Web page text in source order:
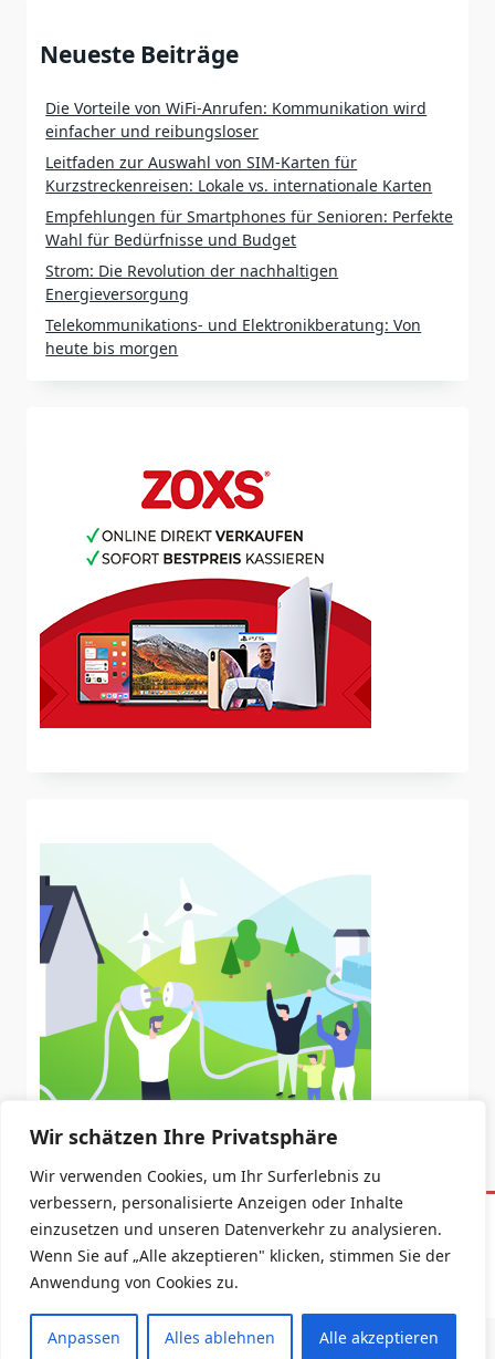
Wir schätzen Ihre Privatsphäre
Wir verwenden Cookies, um Ihr Surferlebnis zu
verbessern, personalisierte Anzeigen oder Inhalte
einzusetzen und unseren Datenverkehr zu analysieren.
Wenn Sie auf „Alle akzeptieren" klicken, stimmen Sie der
Anwendung von Cookies zu.
Anpassen Alles ablehnen Alle akzeptieren
Neueste Beiträge
Die Vorteile von WiFi-Anrufen: Kommunikation wird
einfacher und reibungsloser
Leitfaden zur Auswahl von SIM-Karten für
Kurzstreckenreisen: Lokale vs. internationale Karten
Empfehlungen für Smartphones für Senioren: Perfekte
Wahl für Bedürfnisse und Budget
Strom: Die Revolution der nachhaltigen
Energieversorgung
Telekommunikations- und Elektronikberatung: Von
heute bis morgen
Datenschutzerklärung Impressum
Copyright © 2026 -Yuki Blogger Theme